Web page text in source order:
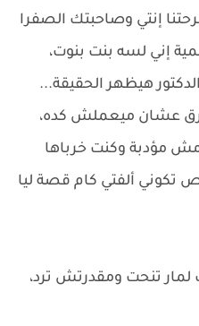
إنتي وصاحبتك الصفرا
إني لسه بنت بنوت،
هيظهر الحقيقة...
عشان ميعملش كده،
مؤدبة وكنت خرباها
تكوني ألفتي كام قصة ليا
تنحت ومقدرتش ترد،